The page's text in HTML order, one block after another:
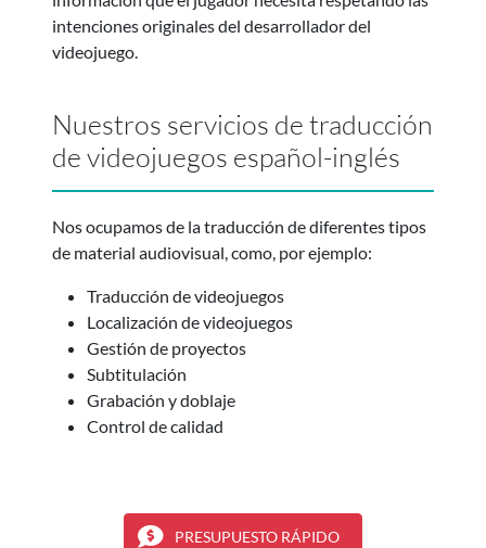
intenciones originales del desarrollador del
videojuego.
Nuestros servicios de traducción
de videojuegos español-inglés
Nos ocupamos de la traducción de diferentes tipos
de material audiovisual, como, por ejemplo:
Traducción de videojuegos
Localización de videojuegos
Gestión de proyectos
Subtitulación
Grabación y doblaje
Control de calidad
PRESUPUESTO RÁPIDO